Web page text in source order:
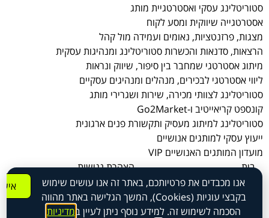
בית
אודות
שירותים
אקדמיה
סטוריטלינג עסקי ואסטרטגיית מותג
אסטרטגייה שיווקית ומסע לקוח
מצגות, פרזנטציות, נאומים ועמידה מול קהל
הרצאות, סדנאות והכשרות סטוריטלינג ומנהיגות עסקית
מיתוג אסטרטגי שמחבר בין סיפור, שיווק ונראות
ליווי אסטרטגי לבכירים, מנהלים ומנהיגים עסקיים
סטוריטלינג לצוותי מכירה, שירות ושגרירי מותג
קונספט קריאייטיב ו-Go2Market
סטוריטלינג למיתוג מעסיק ותקשורת פנים ארגונית
ייעוץ עסקי למותגים אנושיים
מועדון המותגים האנושיים VIP
הצהרת נגישות
מדיניות הפרטיות
תנאי השימוש באתר
אתר מבית BM Studio
אנו מכבדים את פרטיותכם, באתר זה אנו עושים שימוש
בקבצי עוגיות (Cookies), המשך הגלישה באתר מהווה
הסכמה לשימוש זה. למידע נוסף ניתן לעיין במדיניות